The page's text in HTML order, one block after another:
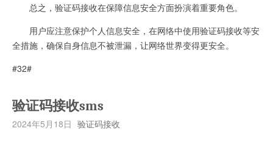
总之，验证码接收在保障信息安全方面扮演着重要角色。
用户应注意保护个人信息安全，在网络中使用验证码接收等安
全措施，确保自身信息不被泄漏，让网络世界变得更安全。
#32#
验证码接收sms
2024年5月18日 验证码接收